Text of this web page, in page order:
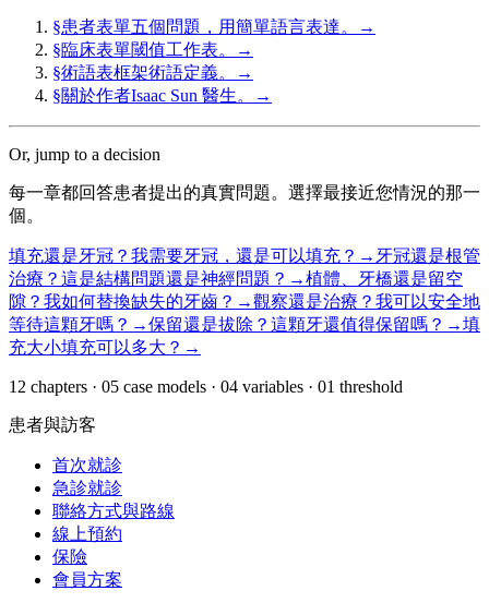
§患者表單五個問題，用簡單語言表達。
→
§臨床表單閾值工作表。
→
§術語表框架術語定義。
→
§關於作者Isaac Sun 醫生。 →
Or, jump to a decision
每一章都回答患者提出的真實問題。選擇最接近您情況的那一
個。
填充還是牙冠？ 我需要牙冠，還是可以填充？ → 牙冠還是根管
治療？ 這是結構問題還是神經問題？ →植體、牙橋還是留空
隙？ 我如何替換缺失的牙齒？ →觀察還是治療？ 我可以安全地
等待這顆牙嗎？ →保留還是拔除？ 這顆牙還值得保留嗎？ →填
充大小填充可以多大？ →
12 chapters · 05 case models · 04 variables · 01 threshold
患者與訪客
首次就診
急診就診
聯絡方式與路線
線上預約
保險
會員方案